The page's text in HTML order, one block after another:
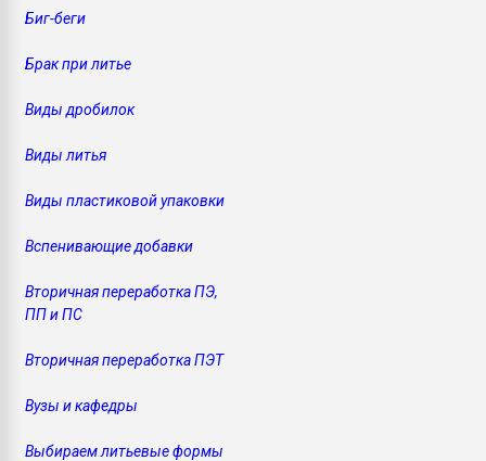
Биг-беги
Брак при литье
Виды дробилок
Виды литья
Виды пластиковой упаковки
Вспенивающие добавки
Вторичная переработка ПЭ,
ПП и ПС
Вторичная переработка ПЭТ
Вузы и кафедры
Выбираем литьевые формы